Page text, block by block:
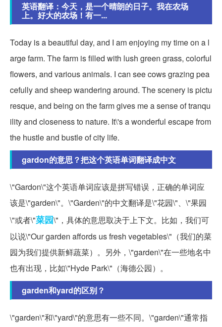
英语翻译：今天，是一个晴朗的日子。我在农场
上。好大的农场！有一...
Today is a beautiful day, and I am enjoying my time on a l
arge farm. The farm is filled with lush green grass, colorful
flowers, and various animals. I can see cows grazing pea
cefully and sheep wandering around. The scenery is pictu
resque, and being on the farm gives me a sense of tranqu
ility and closeness to nature. It\'s a wonderful escape from
the hustle and bustle of city life.
gardon的意思？把这个英语单词翻译成中文
\"Gardon\"这个英语单词应该是拼写错误，正确的单词应
该是\"garden\"。\"Garden\"的中文翻译是\"花园\"、\"果园
\"或者\"菜园\"，具体的意思取决于上下文。比如，我们可
以说\"Our garden affords us fresh vegetables\"（我们的菜
园为我们提供新鲜蔬菜）。另外，\"garden\"在一些地名中
也有出现，比如\"Hyde Park\"（海德公园）。
garden和yard的区别？
\"garden\"和\"yard\"的意思有一些不同。\"garden\"通常指